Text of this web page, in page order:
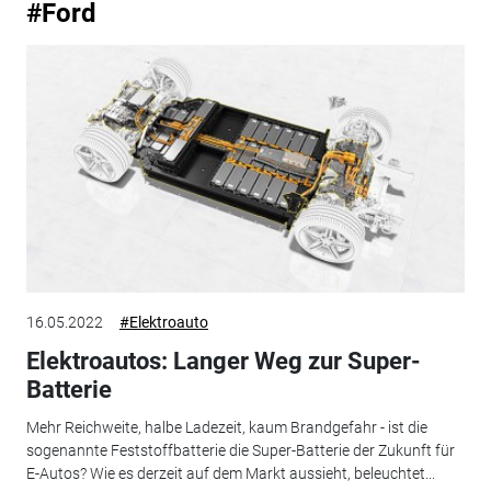
#Ford
16.05.2022 #Elektroauto
Elektroautos: Langer Weg zur Super-
Batterie
Mehr Reichweite, halbe Ladezeit, kaum Brandgefahr - ist die
sogenannte Feststoffbatterie die Super-Batterie der Zukunft für
E-Autos? Wie es derzeit auf dem Markt aussieht, beleuchtet...